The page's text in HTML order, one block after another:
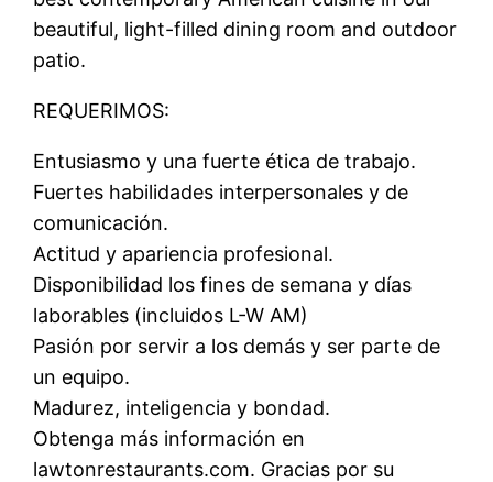
beautiful, light-filled dining room and outdoor
patio.
REQUERIMOS:
Entusiasmo y una fuerte ética de trabajo.
Fuertes habilidades interpersonales y de
comunicación.
Actitud y apariencia profesional.
Disponibilidad los fines de semana y días
laborables (incluidos L-W AM)
Pasión por servir a los demás y ser parte de
un equipo.
Madurez, inteligencia y bondad.
Obtenga más información en
lawtonrestaurants.com. Gracias por su